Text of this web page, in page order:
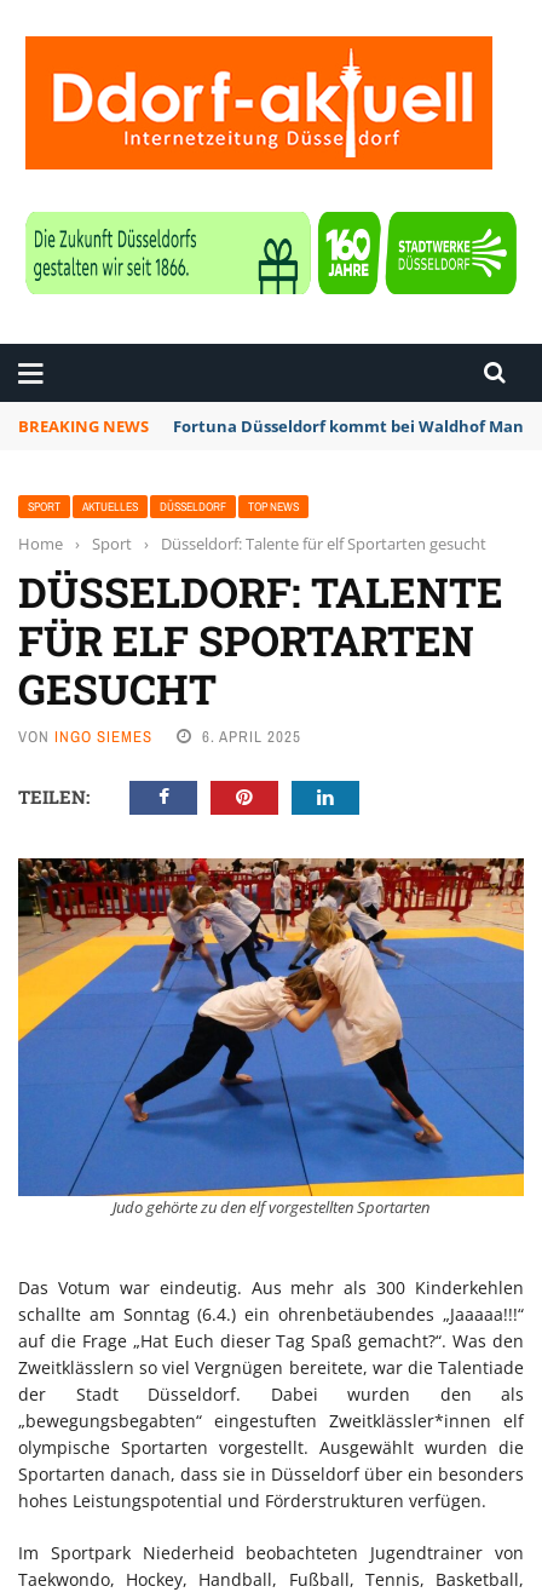
BREAKING NEWS Fortuna Düsseldorf kommt bei Waldhof
SPORT AKTUELLES DÜSSELDORF TOP NEWS
Home › Sport › Düsseldorf: Talente für elf Sportarten gesucht
DÜSSELDORF: TALENTE
FÜR ELF SPORTARTEN
GESUCHT
VON INGO SIEMES 6. APRIL 2025
TEILEN:
Judo gehörte zu den elf vorgestellten Sportarten
Das Votum war eindeutig. Aus mehr als 300 Kinderkehlen
schallte am Sonntag (6.4.) ein ohrenbetäubendes „Jaaaaa!!!“
auf die Frage „Hat Euch dieser Tag Spaß gemacht?“. Was den
Zweitklässlern so viel Vergnügen bereitete, war die Talentiade
der Stadt Düsseldorf. Dabei wurden den als
„bewegungsbegabten“ eingestuften Zweitklässler*innen elf
olympische Sportarten vorgestellt. Ausgewählt wurden die
Sportarten danach, dass sie in Düsseldorf über ein besonders
hohes Leistungspotential und Förderstrukturen verfügen.
Im Sportpark Niederheid beobachteten Jugendtrainer von
Taekwondo, Hockey, Handball, Fußball, Tennis, Basketball,